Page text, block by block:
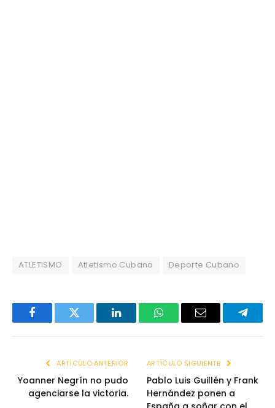
ATLETISMO Atletismo Cubano Deporte Cubano
FacebookTwitter LinkedInWhatsAppEmail
ARTÍCULO ANTERIOR
Yoanner Negrín no pudo
agenciarse la victoria.
ARTÍCULO SIGUIENTE
Pablo Luis Guillén y Frank
Hernández ponen a